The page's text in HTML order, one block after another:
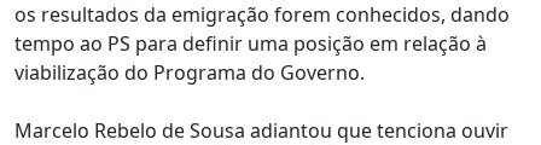
os resultados da emigração forem conhecidos, dando
tempo ao PS para definir uma posição em relação à
viabilização do Programa do Governo.
Marcelo Rebelo de Sousa adiantou que tenciona ouvir